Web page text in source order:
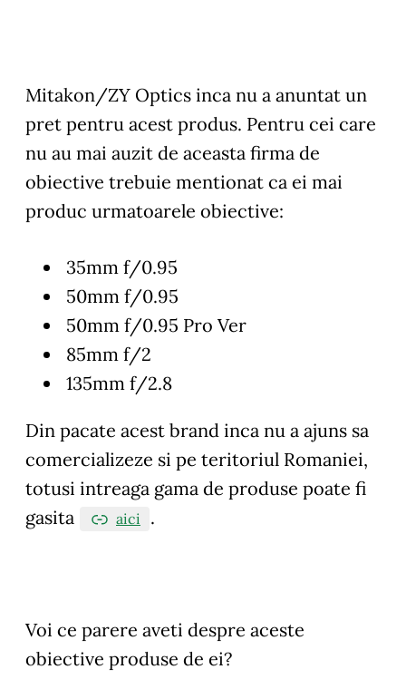
Mitakon/ZY Optics inca nu a anuntat un
pret pentru acest produs. Pentru cei care
nu au mai auzit de aceasta firma de
obiective trebuie mentionat ca ei mai
produc urmatoarele obiective:
35mm f/0.95
50mm f/0.95
50mm f/0.95 Pro Ver
85mm f/2
135mm f/2.8
Din pacate acest brand inca nu a ajuns sa
comercializeze si pe teritoriul Romaniei,
totusi intreaga gama de produse poate fi
gasita
aici .
Voi ce parere aveti despre aceste
obiective produse de ei?